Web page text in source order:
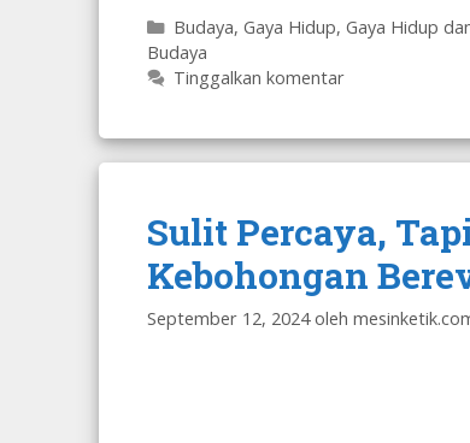
Kategori
Budaya, Gaya Hidup, Gaya Hidup
Budaya
Tinggalkan komentar
Sulit Percaya,
Kebohongan
September 12, 2024 oleh